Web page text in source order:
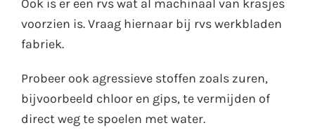
Ook is er een rvs wat al machinaal van krasjes
voorzien is. Vraag hiernaar bij rvs werkbladen
fabriek.
Probeer ook agressieve stoffen zoals zuren,
bijvoorbeeld chloor en gips, te vermijden of
direct weg te spoelen met water.